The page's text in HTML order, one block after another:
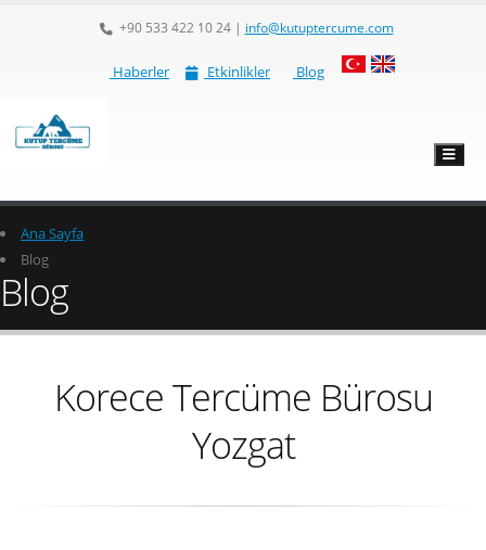
+90 533 422 10 24| info@kutuptercume.com
Haberler Etkinlikler Blog
Ana Sayfa
Blog
Blog
Korece Tercüme Bürosu
Yozgat